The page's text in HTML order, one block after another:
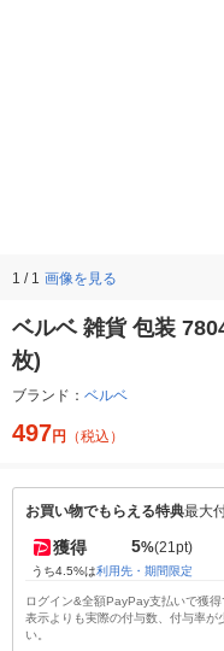
1 / 1 画像を見る
ベルベ 雑貨 包装
枚)
ブランド： ベルベ
497円 （税込）
お買い物でもらえる特典最大
獲得 5%(21pt)
うち4.5%は利用先・期間限定
ログイン&全額PayPay支払いで獲
表示よりも実際の付与数、付与率が
い。